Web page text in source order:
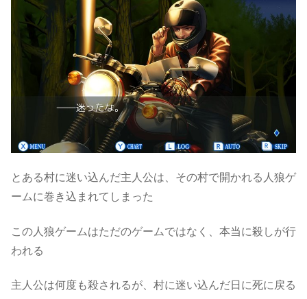
とある村に迷い込んだ主人公は、その村で開かれる人狼ゲ
ームに巻き込まれてしまった
この人狼ゲームはただのゲームではなく、本当に殺しが行
われる
主人公は何度も殺されるが、村に迷い込んだ日に死に戻る